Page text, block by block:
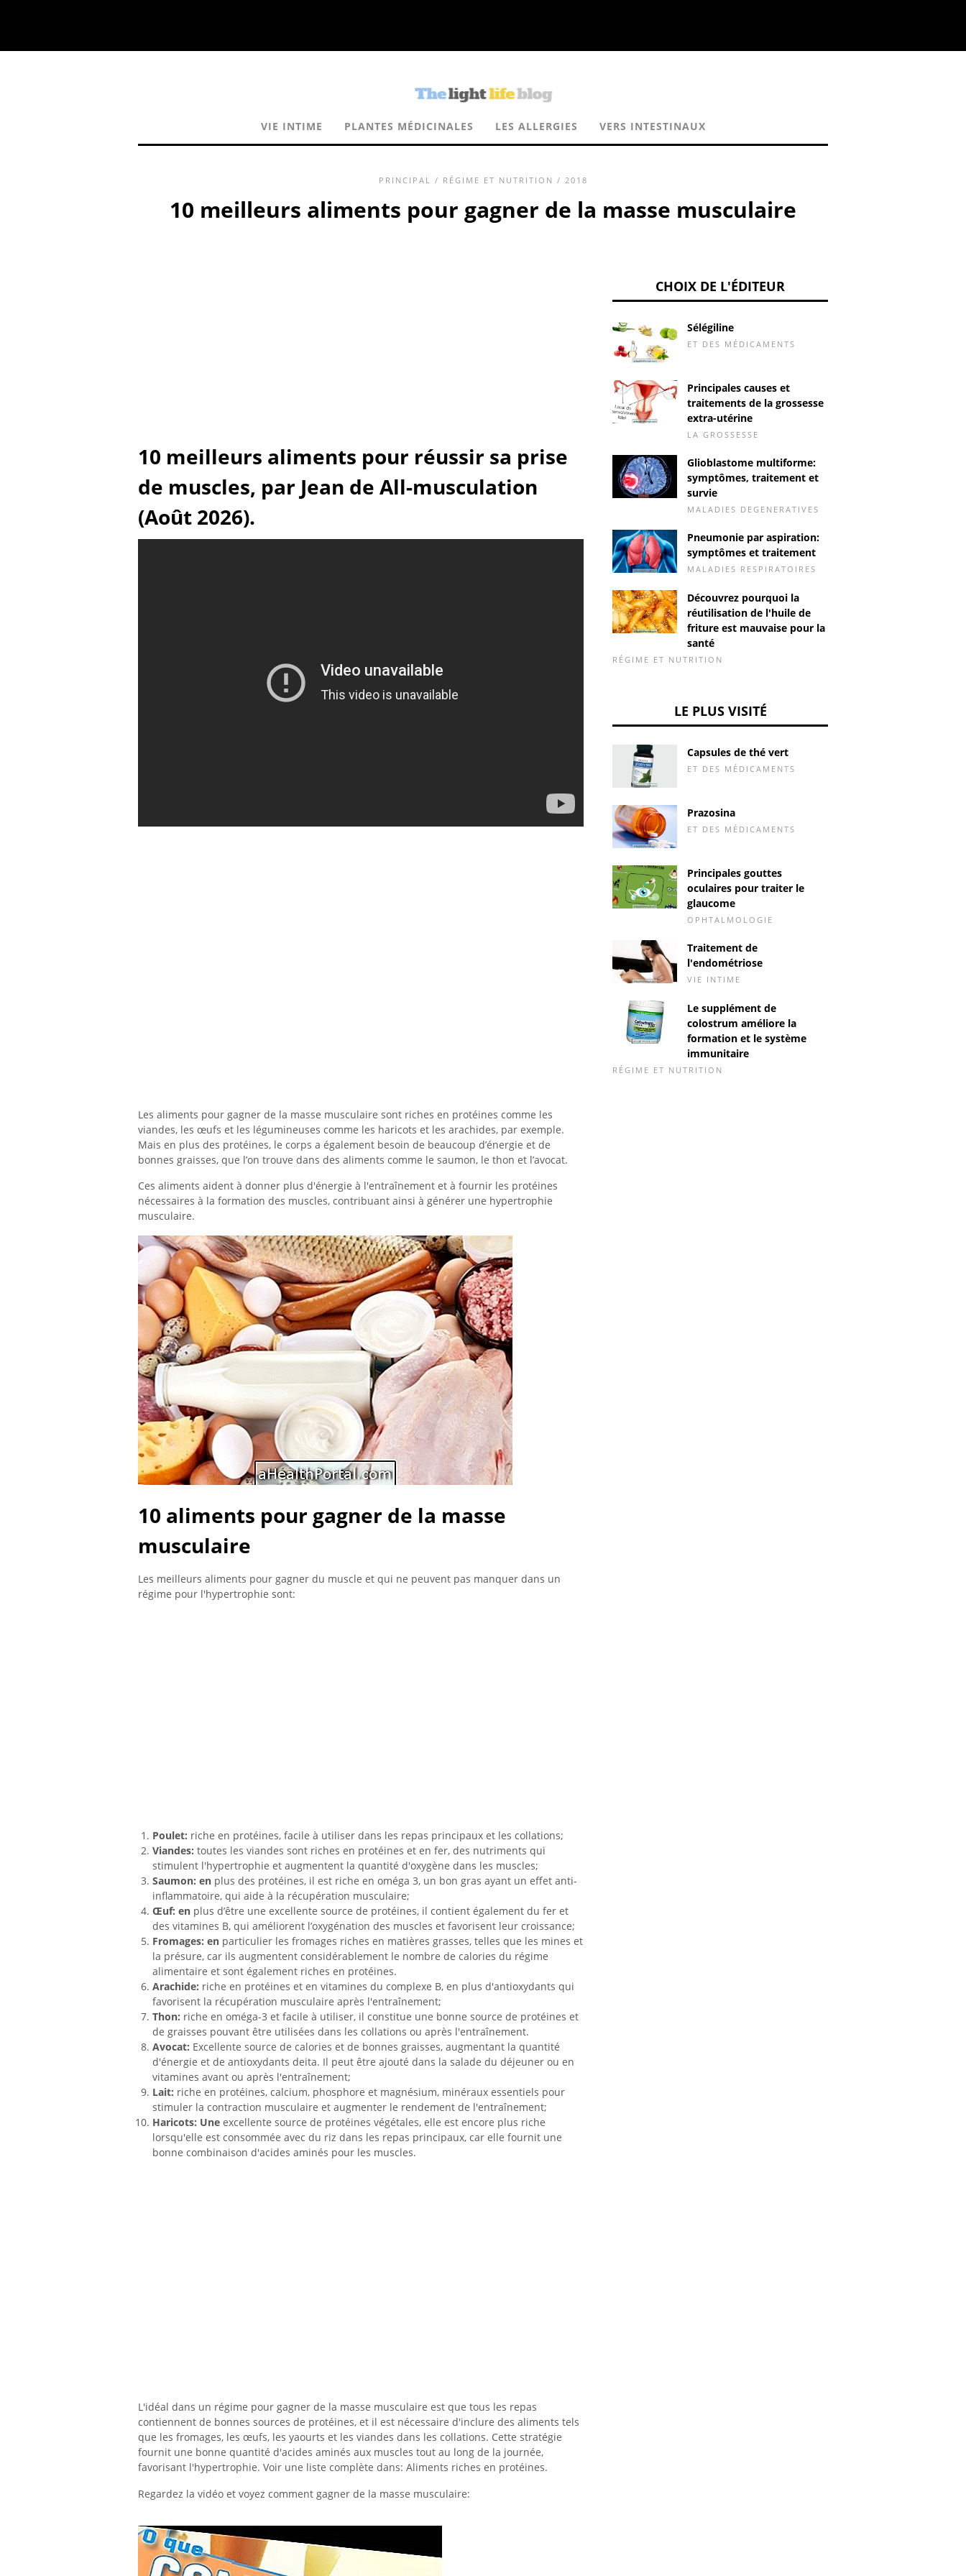
VIE INTIME PLANTES MÉDICINALES LES ALLERGIES VERS INTESTINAUX
PRINCIPAL / RÉGIME ET NUTRITION / 2018
10 meilleurs aliments pour gagner de la masse musculaire
10 meilleurs aliments pour réussir sa prise
de muscles, par Jean de All-musculation
(Août 2026).
Les aliments pour gagner de la masse musculaire sont riches en protéines comme les
viandes, les œufs et les légumineuses comme les haricots et les arachides, par exemple.
Mais en plus des protéines, le corps a également besoin de beaucoup d’énergie et de
bonnes graisses, que l’on trouve dans des aliments comme le saumon, le thon et l’avocat.
Ces aliments aident à donner plus d'énergie à l'entraînement et à fournir les protéines
nécessaires à la formation des muscles, contribuant ainsi à générer une hypertrophie
musculaire.
10 aliments pour gagner de la masse
musculaire
Les meilleurs aliments pour gagner du muscle et qui ne peuvent pas manquer dans un
régime pour l'hypertrophie sont:
Poulet: riche en protéines, facile à utiliser dans les repas principaux et les collations;
Viandes: toutes les viandes sont riches en protéines et en fer, des nutriments qui
stimulent l'hypertrophie et augmentent la quantité d'oxygène dans les muscles;
Saumon: en plus des protéines, il est riche en oméga 3, un bon gras ayant un effet anti-
inflammatoire, qui aide à la récupération musculaire;
Œuf: en plus d’être une excellente source de protéines, il contient également du fer et
des vitamines B, qui améliorent l’oxygénation des muscles et favorisent leur croissance;
Fromages: en particulier les fromages riches en matières grasses, telles que les mines et
la présure, car ils augmentent considérablement le nombre de calories du régime
alimentaire et sont également riches en protéines.
Arachide: riche en protéines et en vitamines du complexe B, en plus d'antioxydants qui
favorisent la récupération musculaire après l'entraînement;
Thon: riche en oméga-3 et facile à utiliser, il constitue une bonne source de protéines et
de graisses pouvant être utilisées dans les collations ou après l'entraînement.
Avocat: Excellente source de calories et de bonnes graisses, augmentant la quantité
d'énergie et de antioxydants deita. Il peut être ajouté dans la salade du déjeuner ou en
vitamines avant ou après l'entraînement;
Lait: riche en protéines, calcium, phosphore et magnésium, minéraux essentiels pour
stimuler la contraction musculaire et augmenter le rendement de l'entraînement;
Haricots: Une excellente source de protéines végétales, elle est encore plus riche
lorsqu'elle est consommée avec du riz dans les repas principaux, car elle fournit une
bonne combinaison d'acides aminés pour les muscles.
L'idéal dans un régime pour gagner de la masse musculaire est que tous les repas
contiennent de bonnes sources de protéines, et il est nécessaire d'inclure des aliments tels
que les fromages, les œufs, les yaourts et les viandes dans les collations. Cette stratégie
fournit une bonne quantité d'acides aminés aux muscles tout au long de la journée,
favorisant l'hypertrophie. Voir une liste complète dans: Aliments riches en protéines.
Regardez la vidéo et voyez comment gagner de la masse musculaire:
CHOIX DE L'ÉDITEUR
Sélégiline
ET DES MÉDICAMENTS
Principales causes et
traitements de la grossesse
extra-utérine
LA GROSSESSE
Glioblastome multiforme:
symptômes, traitement et
survie
MALADIES DEGENERATIVES
Pneumonie par aspiration:
symptômes et traitement
MALADIES RESPIRATOIRES
Découvrez pourquoi la
réutilisation de l'huile de
friture est mauvaise pour la
santé
RÉGIME ET NUTRITION
LE PLUS VISITÉ
Capsules de thé vert
ET DES MÉDICAMENTS
Prazosina
ET DES MÉDICAMENTS
Principales gouttes
oculaires pour traiter le
glaucome
OPHTALMOLOGIE
Traitement de
l'endométriose
VIE INTIME
Le supplément de
colostrum améliore la
formation et le système
immunitaire
RÉGIME ET NUTRITION